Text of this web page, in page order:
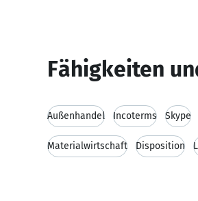
Fähigkeiten
Außenhandel Incoterms Skype
Materialwirtschaft Disposition